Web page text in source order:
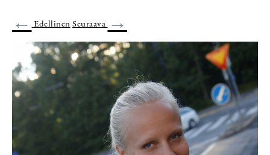
← Edellinen Seuraava →